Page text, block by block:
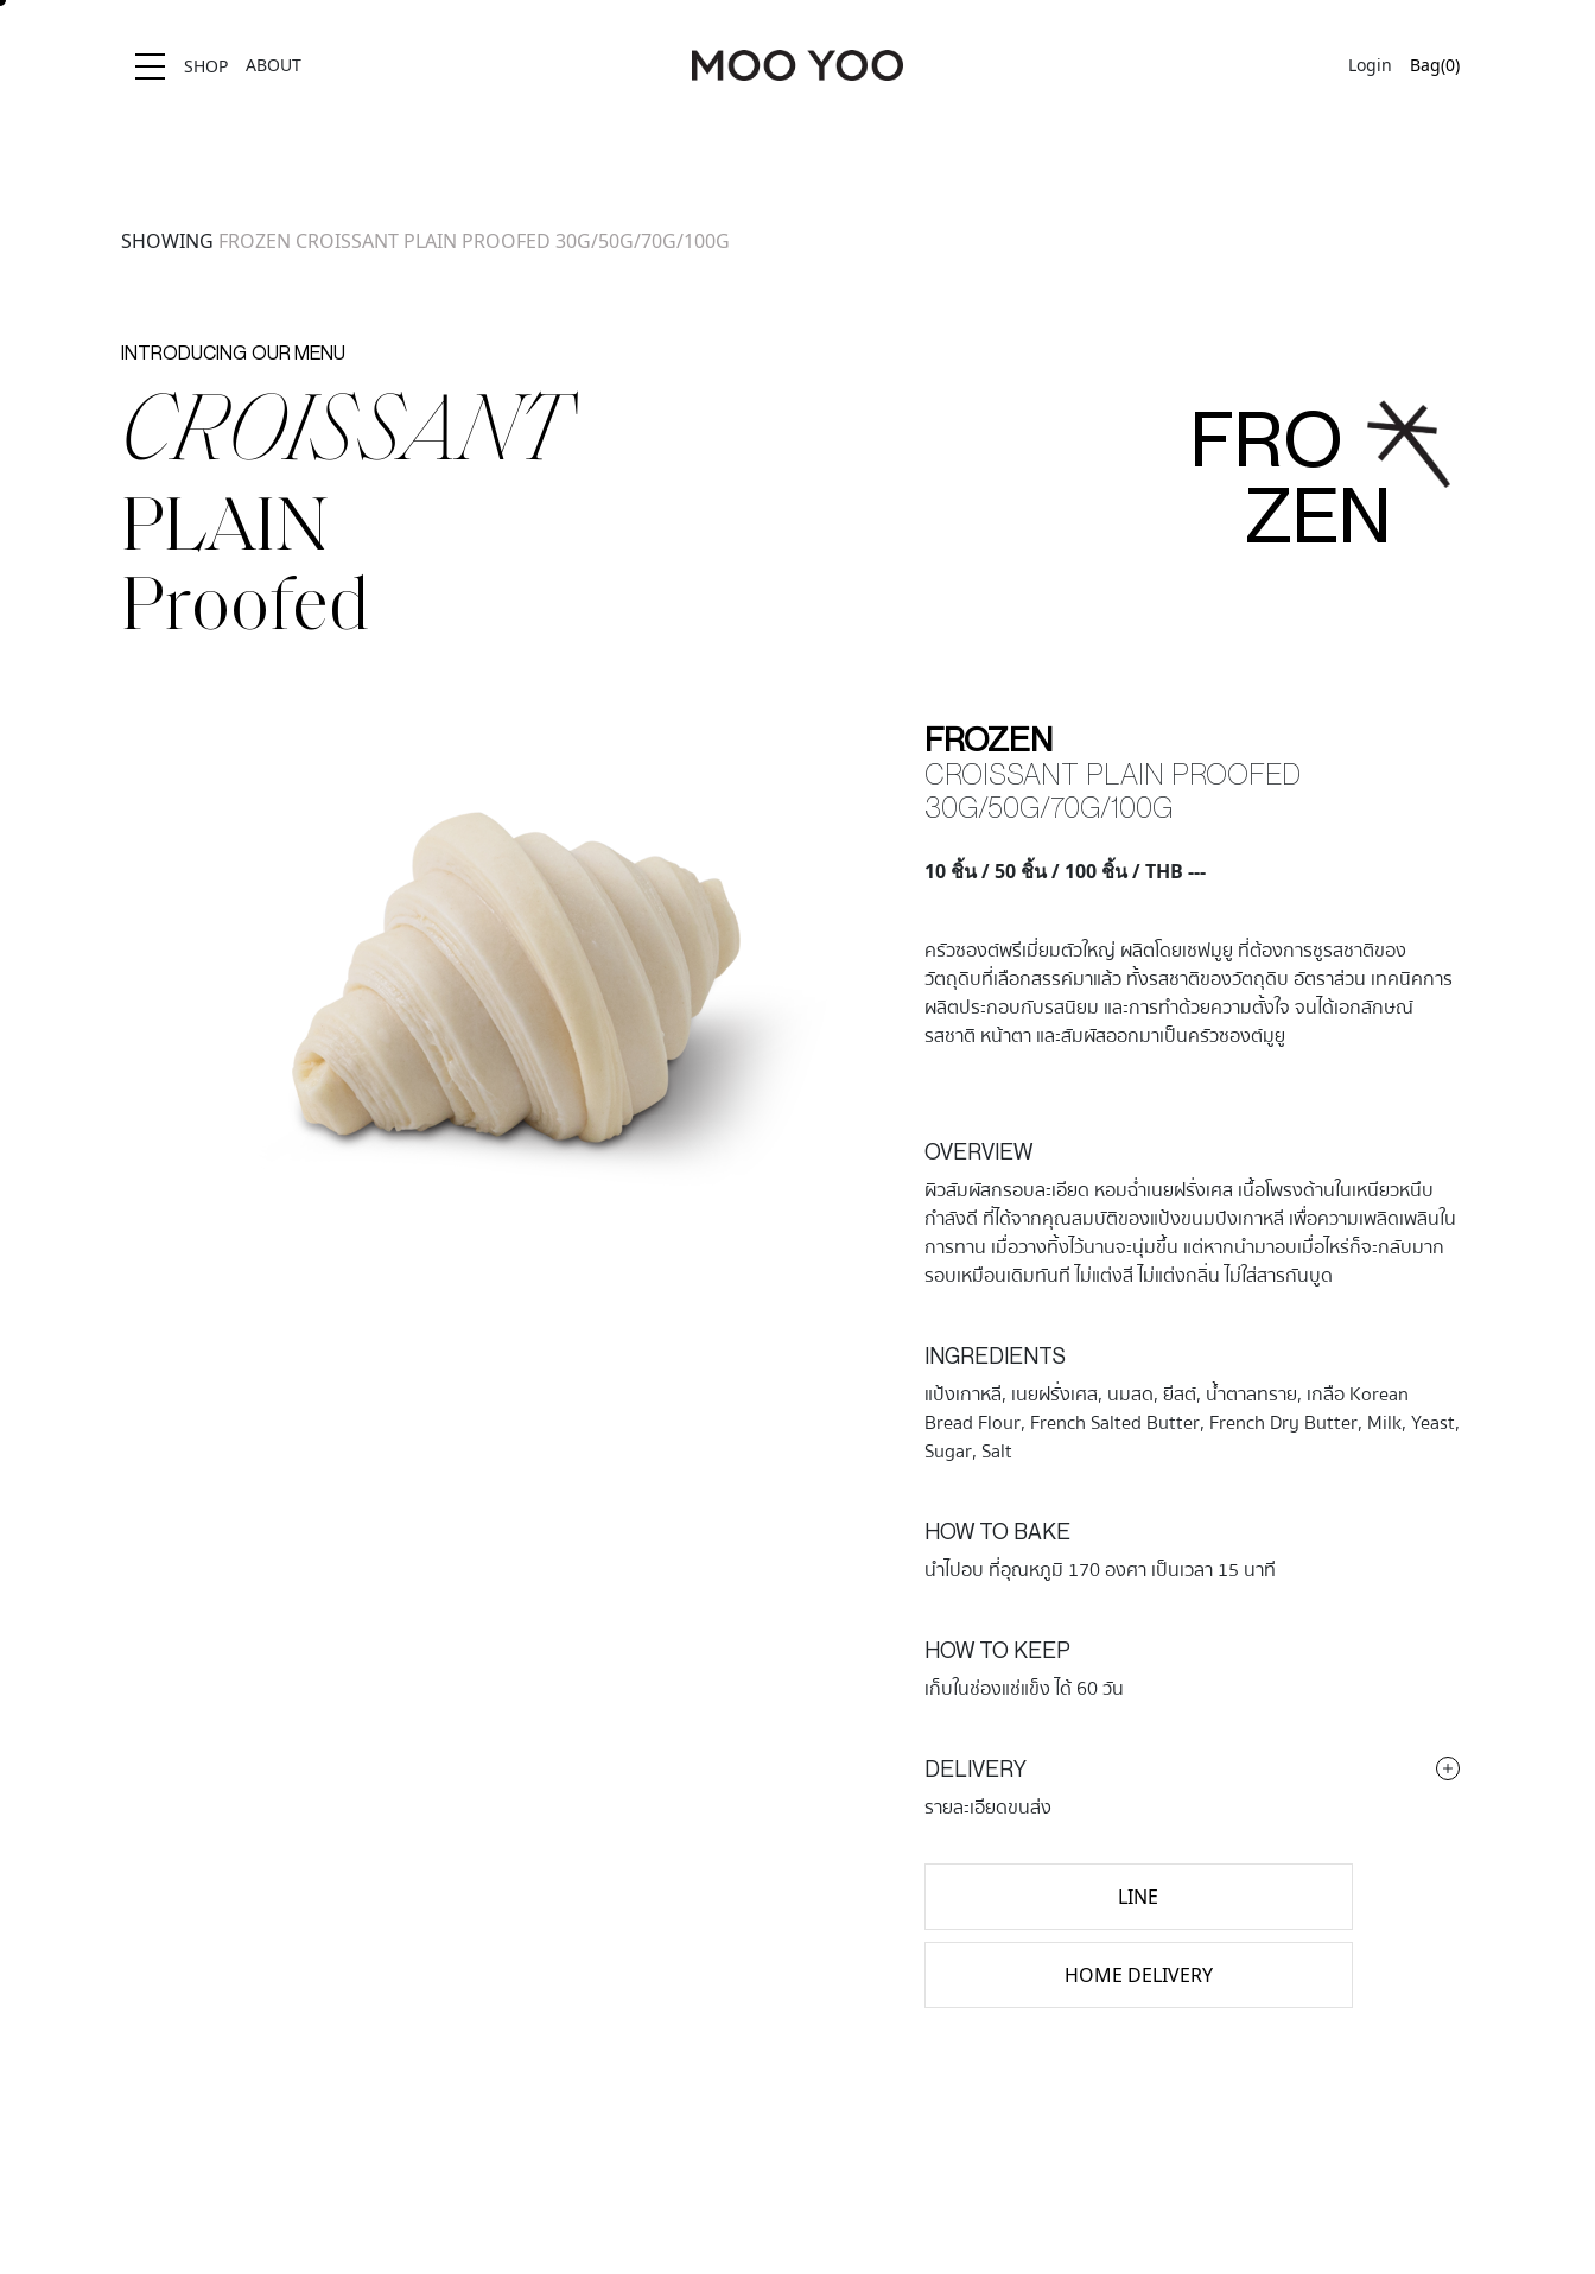
SHOP ABOUT Login Bag(0)
SHOWING FROZEN CROISSANT PLAIN PROOFED 30G/50G/70G/100G
INTRODUCING OUR MENU
CROISSANT
PLAIN
Proofed
FRO
ZEN
FROZEN
CROISSANT PLAIN PROOFED
30G/50G/70G/100G
10 ชิ้น / 50 ชิ้น / 100 ชิ้น / THB ---
ครัวซองต์พรีเมี่ยมตัวใหญ่ ผลิตโดยเชฟมูยู ที่ต้องการชูรสชาติของ
วัตถุดิบที่เลือกสรรค์มาแล้ว ทั้งรสชาติของวัตถุดิบ อัตราส่วน เทคนิคการ
ผลิตประกอบกับรสนิยม และการทำด้วยความตั้งใจ จนได้เอกลักษณ์
รสชาติ หน้าตา และสัมผัสออกมาเป็นครัวซองต์มูยู
OVERVIEW
ผิวสัมผัสกรอบละเอียด หอมฉ่ำเนยฝรั่งเศส เนื้อโพรงด้านในเหนียวหนึบ
กำลังดี ที่ได้จากคุณสมบัติของแป้งขนมปังเกาหลี เพื่อความเพลิดเพลินใน
การทาน เมื่อวางทิ้งไว้นานจะนุ่มขึ้น แต่หากนำมาอบเมื่อไหร่ก็จะกลับมาก
รอบเหมือนเดิมทันที ไม่แต่งสี ไม่แต่งกลิ่น ไม่ใส่สารกันบูด
INGREDIENTS
แป้งเกาหลี, เนยฝรั่งเศส, นมสด, ยีสต์, น้ำตาลทราย, เกลือ Korean
Bread Flour, French Salted Butter, French Dry Butter, Milk, Yeast,
Sugar, Salt
HOW TO BAKE
นำไปอบ ที่อุณหภูมิ 170 องศา เป็นเวลา 15 นาที
HOW TO KEEP
เก็บในช่องแช่แข็ง ได้ 60 วัน
DELIVERY
รายละเอียดขนส่ง
LINE
HOME DELIVERY